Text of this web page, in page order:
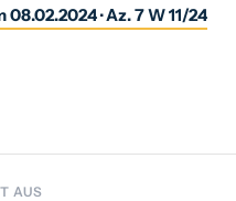
· Az. 7 W 11/24
AUS